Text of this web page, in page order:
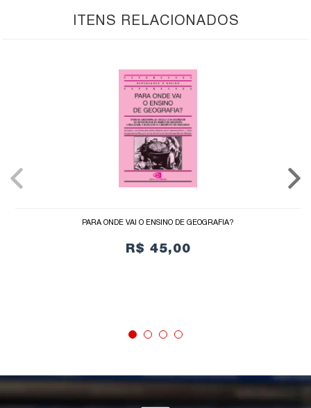
ITENS RELACIONADOS
PARA ONDE VAI O ENSINO DE GEOGRAFIA?
R$ 45,00